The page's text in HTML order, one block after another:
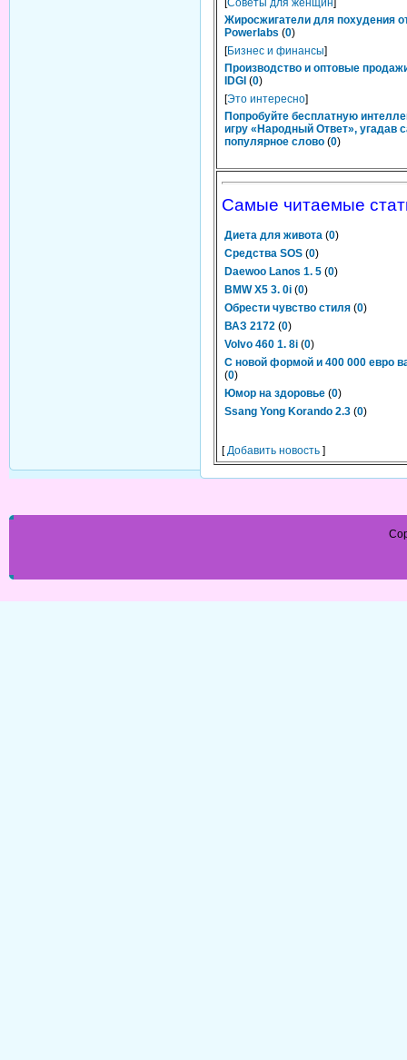
Советы для женщин
Жиросжигатели для похудения
Powerlabs (0)
[Бизнес и финансы]
Производство и оптовые
IDGI (0)
[Это интересно]
Попробуйте бесплатную
игру «Народный Ответ», угадав
популярное слово (0)
Самые читаемые
Диета для живота (0)
Средства SOS (0)
Daewoo Lanos 1. 5 (0)
BMW X5 3. 0i (0)
Обрести чувство стиля (0)
ВАЗ 2172 (0)
Volvo 460 1. 8i (0)
С новой формой и 400 000 евро
(0)
Юмор на здоровье (0)
Ssang Yong Korando 2.3 (0)
[Добавить новость ]